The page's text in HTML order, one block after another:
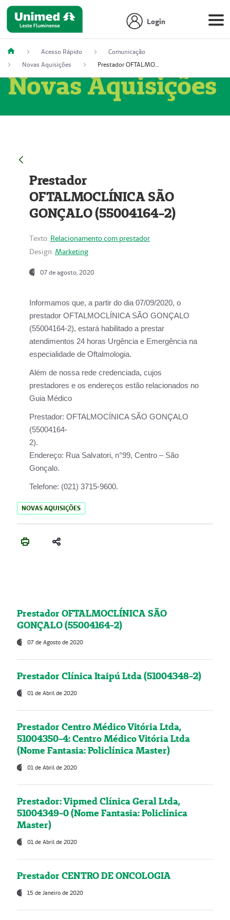
Login
Acesso Rápido
Comunicação
Novas Aquisições
Prestador OFTALMOCLÍNICA SÃO GONÇALO (55004164-2)
Novas Aquisições
Prestador
OFTALMOCLÍNICA SÃO
GONÇALO (55004164-2)
Texto: Relacionamento com prestador
Design: Marketing
07 de agosto, 2020
Informamos que, a partir do dia 07/09/2020, o
prestador OFTALMOCLÍNICA SÃO GONÇALO
(55004164-2), estará habilitado a prestar
atendimentos 24 horas Urgência e Emergência na
especialidade de Oftalmologia.
Além de nossa rede credenciada, cujos
prestadores e os endereços estão relacionados no
Guia Médico
Prestador: OFTALMOCÍNICA SÃO GONÇALO
(55004164-
2).
Endereço: Rua Salvatori, n°99, Centro – São
Gonçalo.
Telefone: (021) 3715-9600.
NOVAS AQUISIÇÕES
Prestador OFTALMOCLÍNICA SÃO
GONÇALO (55004164-2)
07 de Agosto de 2020
Prestador Clínica Itaipú Ltda (51004348-2)
01 de Abril de 2020
Prestador Centro Médico Vitória Ltda,
51004350-4: Centro Médico Vitória Ltda
(Nome Fantasia: Policlínica Master)
01 de Abril de 2020
Prestador: Vipmed Clínica Geral Ltda,
51004349-0 (Nome Fantasia: Policlínica
Master)
01 de Abril de 2020
Prestador CENTRO DE ONCOLOGIA
15 de Janeiro de 2020